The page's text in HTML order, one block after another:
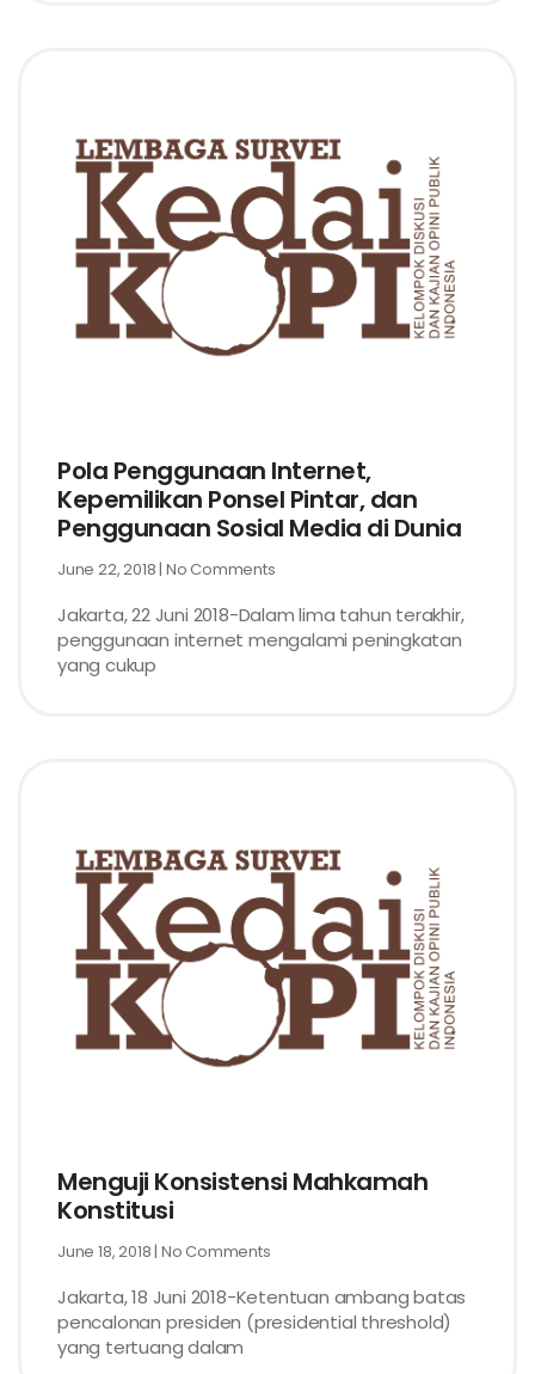
Pola Penggunaan Internet,
Kepemilikan Ponsel Pintar, dan
Penggunaan Sosial Media di Dunia
June 22, 2018 No Comments
Jakarta, 22 Juni 2018-Dalam lima tahun terakhir,
penggunaan internet mengalami peningkatan
yang cukup
Menguji Konsistensi Mahkamah
Konstitusi
June 18, 2018 No Comments
Jakarta, 18 Juni 2018-Ketentuan ambang batas
pencalonan presiden (presidential threshold)
yang tertuang dalam